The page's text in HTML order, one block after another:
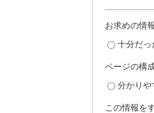
お求めの情
十分だっ
ページの構
分かりや
この情報を